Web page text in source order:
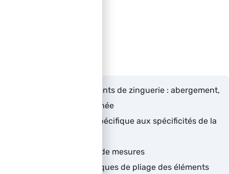
Connaître les éléments de zinguerie : abergement,
habillage de cheminée
Utiliser l’outillage spécifique aux spécificités de la
Maitriser les prises de mesures
Maitriser les techniques de pliage des éléments